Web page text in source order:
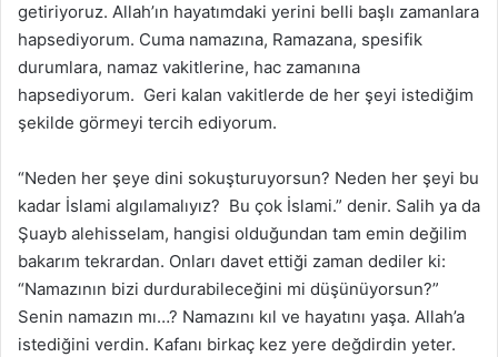
getiriyoruz. Allah’ın hayatımdaki yerini belli başlı zamanlara
hapsediyorum. Cuma namazına, Ramazana, spesifik
durumlara, namaz vakitlerine, hac zamanına
hapsediyorum. Geri kalan vakitlerde de her şeyi istediğim
şekilde görmeyi tercih ediyorum.
“Neden her şeye dini sokuşturuyorsun? Neden her şeyi bu
kadar İslami algılamalıyız? Bu çok İslami.” denir. Salih ya da
Şuayb alehisselam, hangisi olduğundan tam emin değilim
bakarım tekrardan. Onları davet ettiği zaman dediler ki:
“Namazının bizi durdurabileceğini mi düşünüyorsun?”
Senin namazın mı…? Namazını kıl ve hayatını yaşa. Allah’a
istediğini verdin. Kafanı birkaç kez yere değdirdin yeter.